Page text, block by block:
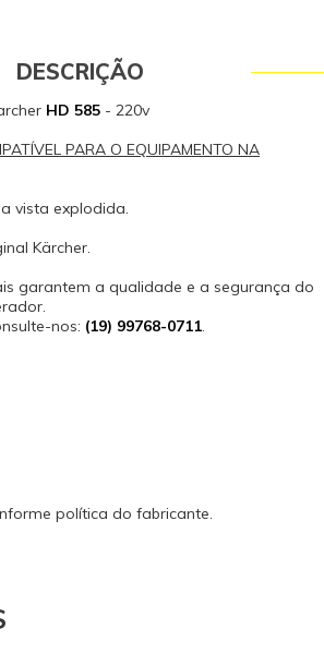
DESCRIÇÃO
HD 585 - 220v
PARA O EQUIPAMENTO NA
vista explodida.
Kärcher.
garantem a qualidade e a segurança do
nos: (19) 99768-0711.
política do fabricante.